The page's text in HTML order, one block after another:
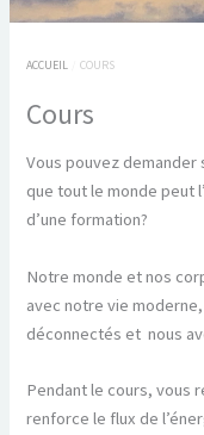
ACCUEIL COURS
Cours
Vous pouvez
que tout le monde peut
d’une formation?
Notre monde et nos
avec notre vie
déconnectés et nous
Pendant le cours, vous
renforce le flux de